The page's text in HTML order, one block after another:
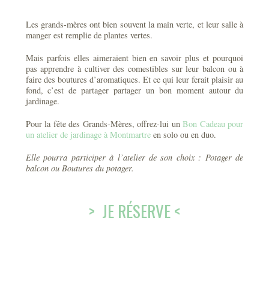
Les grands-mères ont bien souvent la main verte, et leur salle à
manger est remplie de plantes vertes.
Mais parfois elles aimeraient bien en savoir plus et pourquoi
pas apprendre à cultiver des comestibles sur leur balcon ou à
faire des boutures d’aromatiques. Et ce qui leur ferait plaisir au
fond, c’est de partager partager un bon moment autour du
jardinage.
Pour la fête des Grands-Mères, offrez-lui unBon Cadeau pour
un atelier de jardinage à Montmartreen solo ou en duo.
Elle pourra participer à l’atelier de son choix : Potager de
balcon ou Boutures du potager.
> JE RÉSERVE <